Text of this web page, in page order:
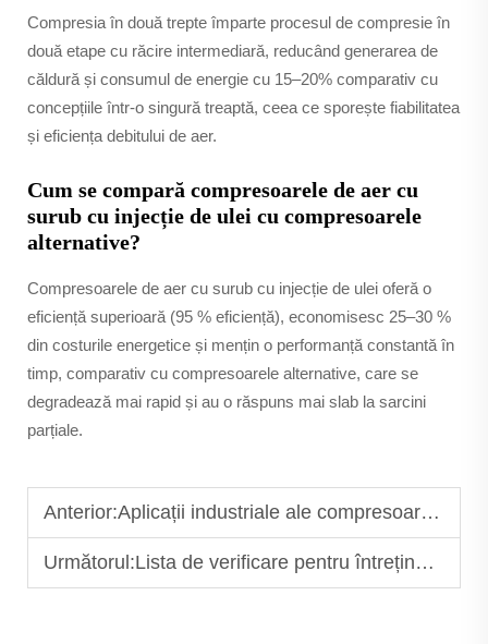
Compresia în două trepte împarte procesul de compresie în
două etape cu răcire intermediară, reducând generarea de
căldură și consumul de energie cu 15–20% comparativ cu
concepțiile într-o singură treaptă, ceea ce sporește fiabilitatea
și eficiența debitului de aer.
Cum se compară compresoarele de aer cu
surub cu injecție de ulei cu compresoarele
alternative?
Compresoarele de aer cu surub cu injecție de ulei oferă o
eficiență superioară (95 % eficiență), economisesc 25–30 %
din costurile energetice și mențin o performanță constantă în
timp, comparativ cu compresoarele alternative, care se
degradează mai rapid și au o răspuns mai slab la sarcini
parțiale.
Anterior:Aplicații industriale ale compresoarelor de aer cu șurub cu injecție de ulei
Următorul:Lista de verificare pentru întreținerea compresoarelor de aer cu șurub cu injecție de ulei